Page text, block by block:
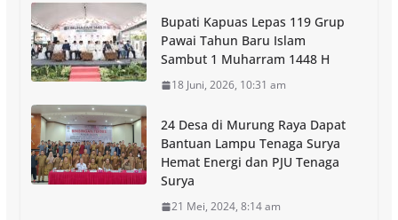
Bupati Kapuas Lepas 119 Grup
Pawai Tahun Baru Islam
Sambut 1 Muharram 1448 H
18 Juni, 2026, 10:31 am
24 Desa di Murung Raya Dapat
Bantuan Lampu Tenaga Surya
Hemat Energi dan PJU Tenaga
Surya
21 Mei, 2024, 8:14 am